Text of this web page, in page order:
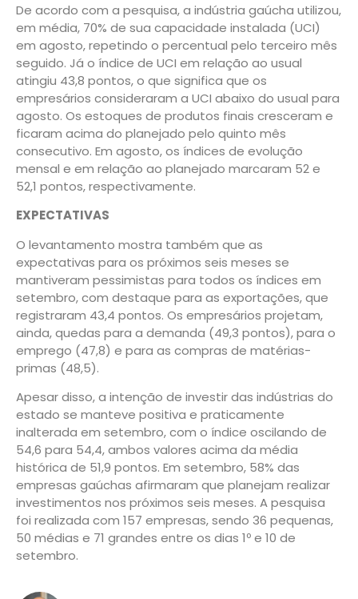
De acordo com a pesquisa, a indústria gaúcha utilizou,
em média, 70% de sua capacidade instalada (UCI)
em agosto, repetindo o percentual pelo terceiro mês
seguido. Já o índice de UCI em relação ao usual
atingiu 43,8 pontos, o que significa que os
empresários consideraram a UCI abaixo do usual para
agosto. Os estoques de produtos finais cresceram e
ficaram acima do planejado pelo quinto mês
consecutivo. Em agosto, os índices de evolução
mensal e em relação ao planejado marcaram 52 e
52,1 pontos, respectivamente.
EXPECTATIVAS
O levantamento mostra também que as
expectativas para os próximos seis meses se
mantiveram pessimistas para todos os índices em
setembro, com destaque para as exportações, que
registraram 43,4 pontos. Os empresários projetam,
ainda, quedas para a demanda (49,3 pontos), para o
emprego (47,8) e para as compras de matérias-
primas (48,5).
Apesar disso, a intenção de investir das indústrias do
estado se manteve positiva e praticamente
inalterada em setembro, com o índice oscilando de
54,6 para 54,4, ambos valores acima da média
histórica de 51,9 pontos. Em setembro, 58% das
empresas gaúchas afirmaram que planejam realizar
investimentos nos próximos seis meses. A pesquisa
foi realizada com 157 empresas, sendo 36 pequenas,
50 médias e 71 grandes entre os dias 1º e 10 de
setembro.